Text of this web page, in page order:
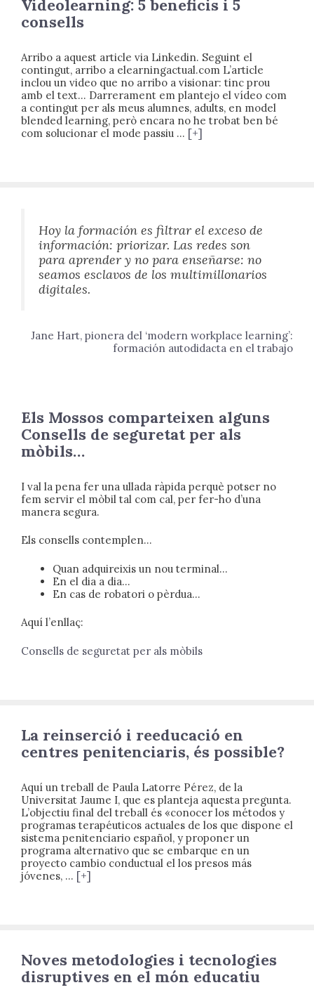
Videolearning: 5 beneficis i 5
consells
Arribo a aquest article via Linkedin. Seguint el
contingut, arribo a elearningactual.com L’article
inclou un video que no arribo a visionar: tinc prou
amb el text… Darrerament em plantejo el vídeo com
a contingut per als meus alumnes, adults, en model
blended learning, però encara no he trobat ben bé
com solucionar el mode passiu … [+]
Hoy la formación es filtrar el exceso de
información: priorizar. Las redes son
para aprender y no para enseñarse: no
seamos esclavos de los multimillonarios
digitales.
Jane Hart, pionera del ‘modern workplace learning’:
formación autodidacta en el trabajo
Els Mossos comparteixen alguns
Consells de seguretat per als
mòbils…
I val la pena fer una ullada ràpida perquè potser no
fem servir el mòbil tal com cal, per fer-ho d’una
manera segura.
Els consells contemplen…
Quan adquireixis un nou terminal…
En el dia a dia…
En cas de robatori o pèrdua…
Aquí l’enllaç:
Consells de seguretat per als mòbils
La reinserció i reeducació en
centres penitenciaris, és possible?
Aquí un treball de Paula Latorre Pérez, de la
Universitat Jaume I, que es planteja aquesta pregunta.
L’objectiu final del treball és «conocer los métodos y
programas terapéuticos actuales de los que dispone el
sistema penitenciario español, y proponer un
programa alternativo que se embarque en un
proyecto cambio conductual el los presos más
jóvenes, … [+]
Noves metodologies i tecnologies
disruptives en el món educatiu